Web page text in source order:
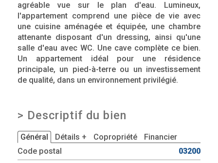
agréable vue sur le plan d'eau. Lumineux,
l'appartement comprend une pièce de vie avec
une cuisine aménagée et équipée, une chambre
attenante disposant d'un dressing, ainsi qu'une
salle d'eau avec WC. Une cave complète ce bien.
Un appartement idéal pour une résidence
principale, un pied-à-terre ou un investissement
de qualité, dans un environnement privilégié.
> Descriptif du bien
Général Détails + Copropriété
Financier
Code postal
03200